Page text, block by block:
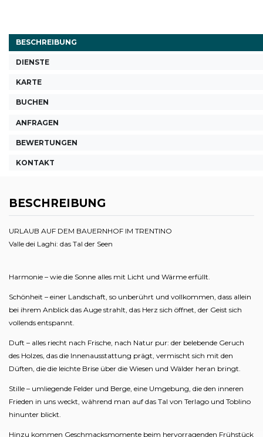
BESCHREIBUNG
DIENSTE
KARTE
BUCHEN
ANFRAGEN
BEWERTUNGEN
KONTAKT
BESCHREIBUNG
URLAUB AUF DEM BAUERNHOF IM TRENTINO
Valle dei Laghi: das Tal der Seen
Harmonie – wie die Sonne alles mit Licht und Wärme erfüllt.
Schönheit – einer Landschaft, so unberührt und vollkommen, dass allein
bei ihrem Anblick das Auge strahlt, das Herz sich öffnet, der Geist sich
vollends entspannt.
Duft – alles riecht nach Frische, nach Natur pur: der belebende Geruch
des Holzes, das die Innenausstattung prägt, vermischt sich mit den
Düften, die die leichte Brise über die Wiesen und Wälder heran bringt.
Stille – umliegende Felder und Berge, eine Umgebung, die den inneren
Frieden in uns weckt, während man auf das Tal von Terlago und Toblino
hinunter blickt.
Hinzu kommen Geschmacksmomente beim hervorragenden Frühstück